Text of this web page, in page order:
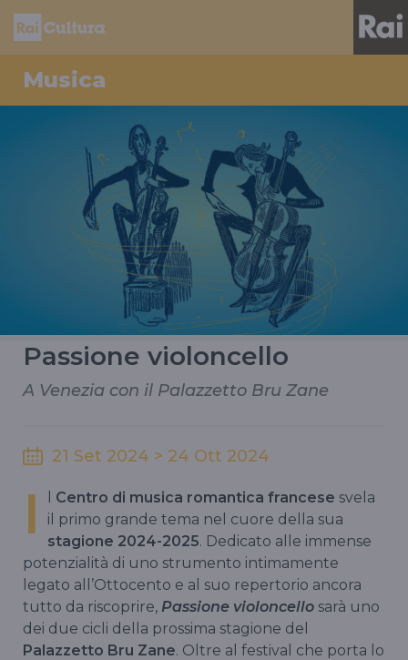
Musica
Passione violoncello
A Venezia con il Palazzetto Bru Zane
21 Set 2024 > 24 Ott 2024
I Centro di musica romantica francese svela
il primo grande tema nel cuore della sua
stagione 2024-2025. Dedicato alle immense
potenzialità di uno strumento intimamente
legato all’Ottocento e al suo repertorio ancora
tutto da riscoprire, Passione violoncello sarà uno
dei due cicli della prossima stagione del
Palazzetto Bru Zane. Oltre al festival che porta lo